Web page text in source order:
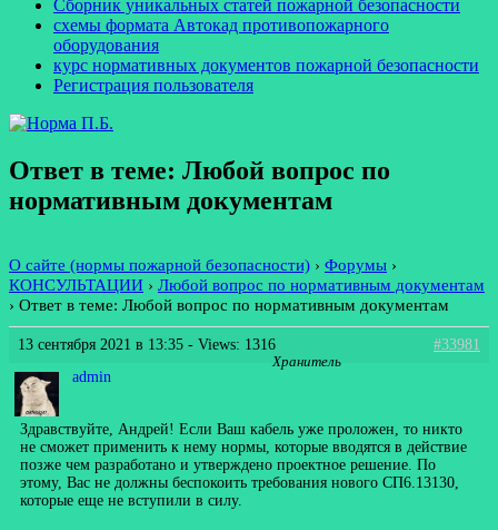
Сборник уникальных статей пожарной безопасности
схемы формата Автокад противопожарного
оборудования
курс нормативных документов пожарной безопасности
Регистрация пользователя
Ответ в теме: Любой вопрос по
нормативным документам
О сайте (нормы пожарной безопасности) › Форумы ›
КОНСУЛЬТАЦИИ › Любой вопрос по нормативным документам
› Ответ в теме: Любой вопрос по нормативным документам
13 сентября 2021 в 13:35 - Views: 1316
#33981
admin
Хранитель
Здравствуйте, Андрей! Если Ваш кабель уже проложен, то никто
не сможет применить к нему нормы, которые вводятся в действие
позже чем разработано и утверждено проектное решение. По
этому, Вас не должны беспокоить требования нового СП6.13130,
которые еще не вступили в силу.